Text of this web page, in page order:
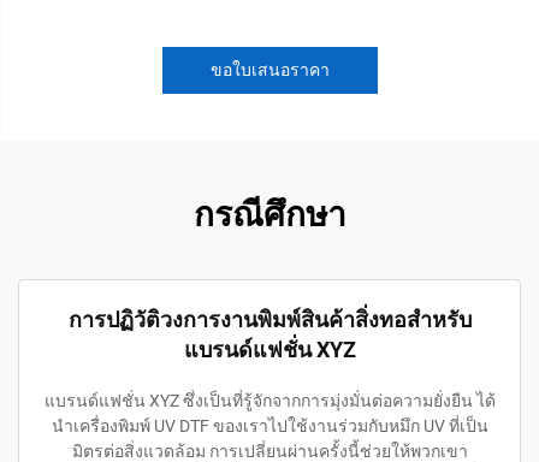
ขอใบเสนอราคา
กรณีศึกษา
การปฏิวัติวงการงานพิมพ์สินค้าสิ่งทอสำหรับ
แบรนด์แฟชั่น XYZ
แบรนด์แฟชั่น XYZ ซึ่งเป็นที่รู้จักจากการมุ่งมั่นต่อความยั่งยืน ได้
นำเครื่องพิมพ์ UV DTF ของเราไปใช้งานร่วมกับหมึก UV ที่เป็น
มิตรต่อสิ่งแวดล้อม การเปลี่ยนผ่านครั้งนี้ช่วยให้พวกเขา